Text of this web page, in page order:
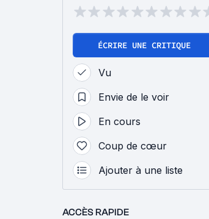
ÉCRIRE UNE CRITIQUE
Vu
Envie de le voir
En cours
Coup de cœur
Ajouter à une liste
ACCÈS RAPIDE